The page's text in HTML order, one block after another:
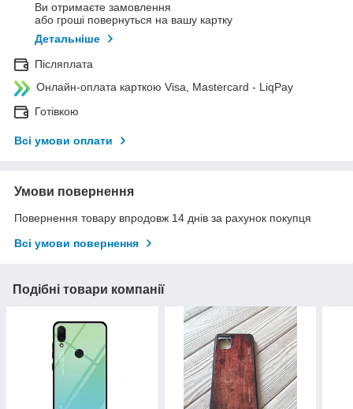
Ви отримаєте замовлення
або гроші повернуться на вашу картку
Детальніше
Післяплата
Онлайн-оплата карткою Visa, Mastercard - LiqPay
Готівкою
Всі умови оплати
Умови повернення
Повернення товару впродовж 14 днів за рахунок покупця
Всі умови повернення
Подібні товари компанії